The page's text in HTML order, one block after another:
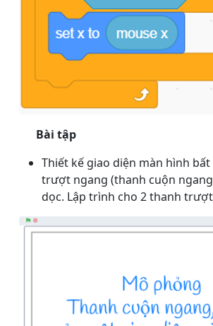
Bài tập
Thiết kế giao diện màn hình
trượt ngang (thanh cuộn
dọc. Lập trình cho 2 thanh trượt